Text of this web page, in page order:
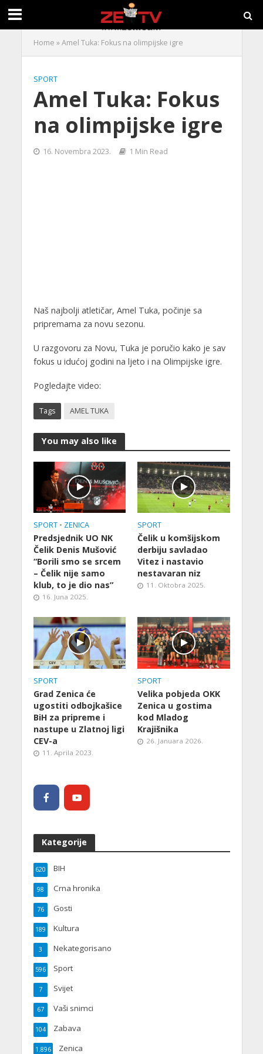
Home »Amel Tuka: Fokus na olimpijske igre
SPORT
Amel Tuka: Fokus
na olimpijske igre
16. Novembra 2023. 1 Min Read
Naš najbolji atletičar, Amel Tuka, počinje sa
pripremama za novu sezonu.
U razgovoru za Novu, Tuka je poručio kako je sav
fokus u idućoj godini na ljeto i na Olimpijske igre.
Pogledajte video:
Tags AMEL TUKA
You may also like
SPORT • ZENICA
Predsjednik UO NK
Čelik Denis Mušović
“Borili smo se srcem
– Čelik nije samo
klub, to je dio nas”
16. Juna 2025.
SPORT
Čelik u komšijskom
derbiju savladao
Vitez i nastavio
nestavaran niz
11. Oktobra 2025.
SPORT
Grad Zenica će
ugostiti odbojkašice
BiH za pripreme i
nastupe u Zlatnoj ligi
CEV-a
11. Aprila 2023.
SPORT
Velika pobjeda OKK
Zenica u gostima
kod Mladog
Krajišnika
26. Januara 2026.
Kategorije
BIH
620
Crna hronika
98
Gosti
76
Kultura
189
Nekategorisano
3
Sport
596
Svijet
7
Vaši snimci
67
Zabava
104
Zenica
1.896